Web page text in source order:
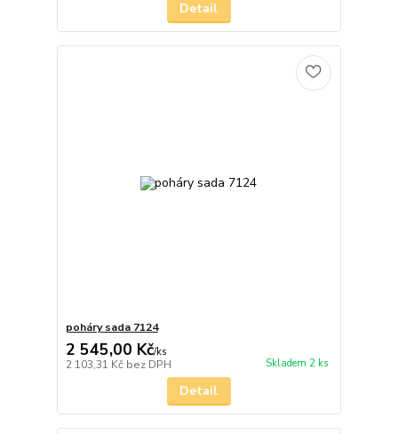
Detail
poháry sada 7124
2 545,00 Kč/ks
2 103,31 Kč bez DPH Skladem 2 ks
Detail